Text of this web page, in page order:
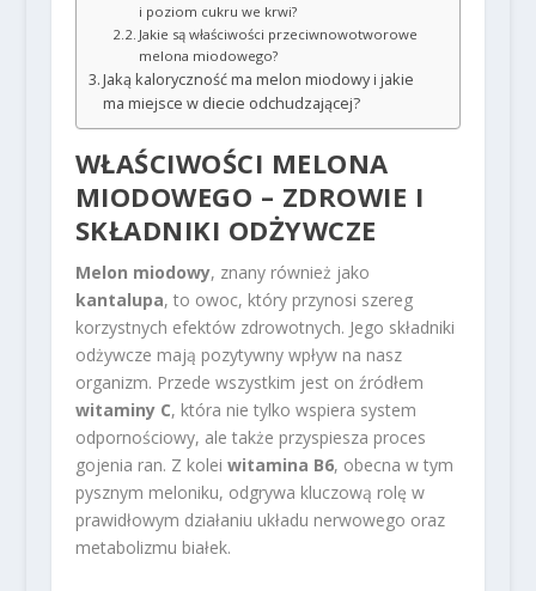
i poziom cukru we krwi?
Jakie są właściwości przeciwnowotworowe
melona miodowego?
Jaką kaloryczność ma melon miodowy i jakie
ma miejsce w diecie odchudzającej?
WŁAŚCIWOŚCI MELONA
MIODOWEGO – ZDROWIE I
SKŁADNIKI ODŻYWCZE
Melon miodowy, znany również jako
kantalupa, to owoc, który przynosi szereg
korzystnych efektów zdrowotnych. Jego składniki
odżywcze mają pozytywny wpływ na nasz
organizm. Przede wszystkim jest on źródłem
witaminy C, która nie tylko wspiera system
odpornościowy, ale także przyspiesza proces
gojenia ran. Z kolei witamina B6, obecna w tym
pysznym meloniku, odgrywa kluczową rolę w
prawidłowym działaniu układu nerwowego oraz
metabolizmu białek.